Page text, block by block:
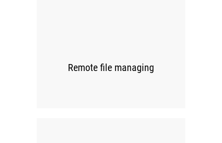
Remote file managing